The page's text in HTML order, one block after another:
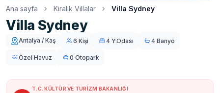
Ana sayfa Kiralık Villalar Villa Sydney
Villa Sydney
Antalya / Kaş 6 Kişi 4 Y.Odası 4 Banyo
Özel Havuz 0 Otopark
T.C. KÜLTÜR VE TURİZM BAKANLIĞI